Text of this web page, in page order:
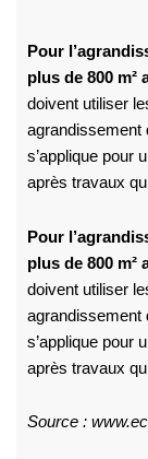
Pour
plus de 800 m²
doivent utiliser
agrandissement
s’applique pour
après travaux
Pour
plus de 800 m²
doivent utiliser
agrandissement
s’applique pour
après travaux
Source :